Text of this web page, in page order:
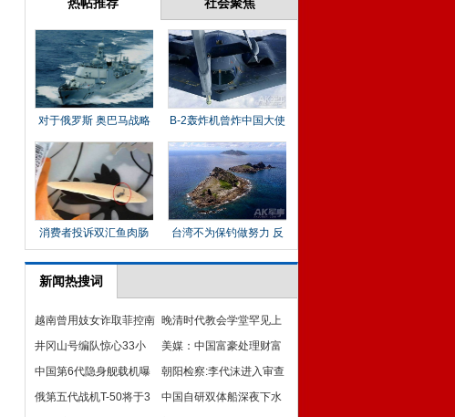
新闻热搜词
越南曾用妓女诈取菲控南
沙岛屿 两国险开战
晚清时代教会学堂罕见上
色照
井冈山号编队惊心33小
时：对抗潜艇时突遭空袭
美媒：中国富豪处理财富
方式具有“改变”潜力
中国第6代隐身舰载机曝
光震惊世界
朝阳检察:李代沫进入审查
批准逮捕程序
俄第五代战机T-50将于3
中国自研双体船深夜下水